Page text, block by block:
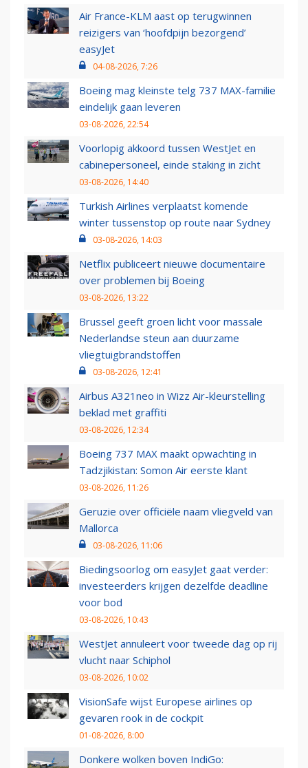
Air France-KLM aast op terugwinnen
reizigers van ‘hoofdpijn bezorgend’
easyJet
04-08-2026, 7:26
Boeing mag kleinste telg 737 MAX-familie
eindelijk gaan leveren
03-08-2026, 22:54
Voorlopig akkoord tussen WestJet en
cabinepersoneel, einde staking in zicht
03-08-2026, 14:40
Turkish Airlines verplaatst komende
winter tussenstop op route naar Sydney
03-08-2026, 14:03
Netflix publiceert nieuwe documentaire
over problemen bij Boeing
03-08-2026, 13:22
Brussel geeft groen licht voor massale
Nederlandse steun aan duurzame
vliegtuigbrandstoffen
03-08-2026, 12:41
Airbus A321neo in Wizz Air-kleurstelling
beklad met graffiti
03-08-2026, 12:34
Boeing 737 MAX maakt opwachting in
Tadzjikistan: Somon Air eerste klant
03-08-2026, 11:26
Geruzie over officiële naam vliegveld van
Mallorca
03-08-2026, 11:06
Biedingsoorlog om easyJet gaat verder:
investeerders krijgen dezelfde deadline
voor bod
03-08-2026, 10:43
WestJet annuleert voor tweede dag op rij
vlucht naar Schiphol
03-08-2026, 10:02
VisionSafe wijst Europese airlines op
gevaren rook in de cockpit
01-08-2026, 8:00
Donkere wolken boven IndiGo: